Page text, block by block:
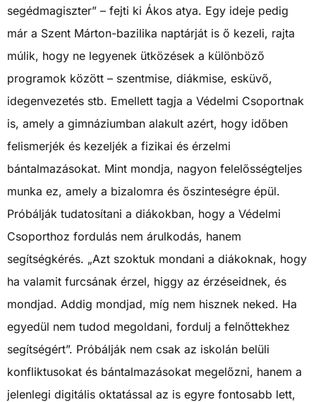
segédmagiszter” – fejti ki Ákos atya. Egy ideje pedig
már a Szent Márton-bazilika naptárját is ő kezeli, rajta
múlik, hogy ne legyenek ütközések a különböző
programok között – szentmise, diákmise, esküvő,
idegenvezetés stb. Emellett tagja a Védelmi Csoportnak
is, amely a gimnáziumban alakult azért, hogy időben
felismerjék és kezeljék a fizikai és érzelmi
bántalmazásokat. Mint mondja, nagyon felelősségteljes
munka ez, amely a bizalomra és őszinteségre épül.
Próbálják tudatosítani a diákokban, hogy a Védelmi
Csoporthoz fordulás nem árulkodás, hanem
segítségkérés. „Azt szoktuk mondani a diákoknak, hogy
ha valamit furcsának érzel, higgy az érzéseidnek, és
mondjad. Addig mondjad, míg nem hisznek neked. Ha
egyedül nem tudod megoldani, fordulj a felnőttekhez
segítségért”. Próbálják nem csak az iskolán belüli
konfliktusokat és bántalmazásokat megelőzni, hanem a
jelenlegi digitális oktatással az is egyre fontosabb lett,